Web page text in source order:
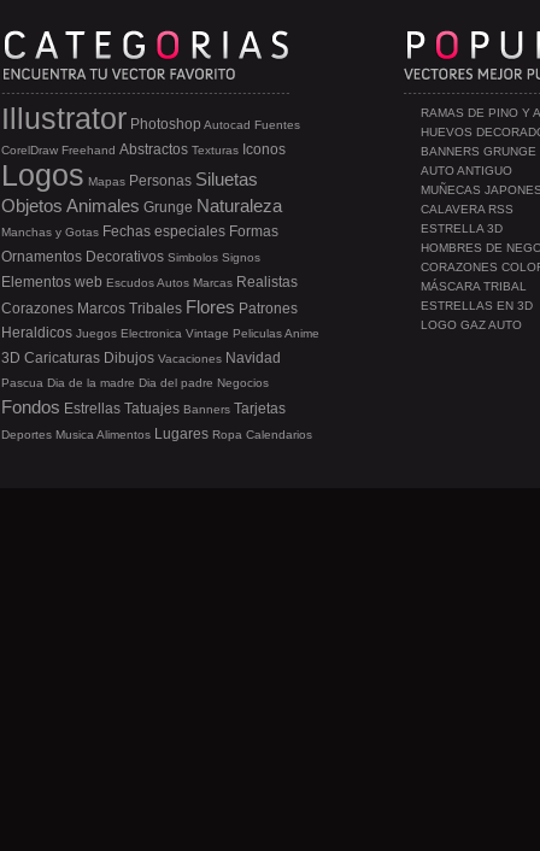
RAMAS DE PINO Y
HUEVOS
BANNERS GRUNGE
AUTO ANTIGUO
MUÑECAS
CALAVERA RSS
ESTRELLA 3D
HOMBRES DE
CORAZONES
MÁSCARA TRIBAL
ESTRELLAS EN 3D
LOGO GAZ AUTO
Illustrator Photoshop Autocad Fuentes
CorelDraw Freehand Abstractos Texturas Iconos
Logos Mapas Personas Siluetas
Objetos Animales Grunge Naturaleza
Manchas y Gotas Fechas especiales Formas
Ornamentos Decorativos Simbolos Signos
Elementos web EscudosAutos Marcas Realistas
Corazones Marcos Tribales Flores Patrones
Heraldicos Juegos Electronica Vintage PeliculasAnime
3D Caricaturas Dibujos Vacaciones Navidad
Pascua Dia de la madre Dia del padre Negocios
Fondos Estrellas Tatuajes Banners Tarjetas
Deportes Musica Alimentos Lugares Ropa Calendarios